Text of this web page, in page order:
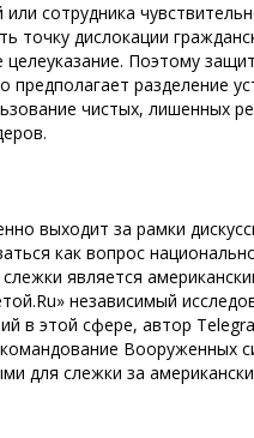
сотрудника
точку дислокации
Поэтому
предполагает разделение
чистых, лишенных
выходит за рамки
как вопрос
является
независимый
в этой сфере, автор
Вооруженных
для слежки за